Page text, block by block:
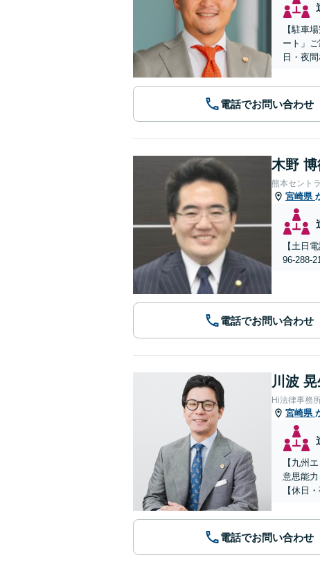
【駐車
ート」
日・夜間
電話でお問い合わせ
木野
熊本セント
宮崎県
【土日
96-288-
電話でお問い合わせ
川波 晃
Hi法律事務
宮崎県
【九州
意思能
【休日
電話でお問い合わせ